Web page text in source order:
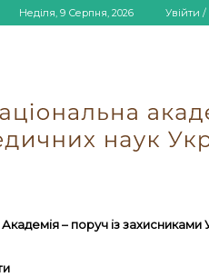
Неділя, 9 Серпня, 2026 Увійти
Академія – поруч із захисниками